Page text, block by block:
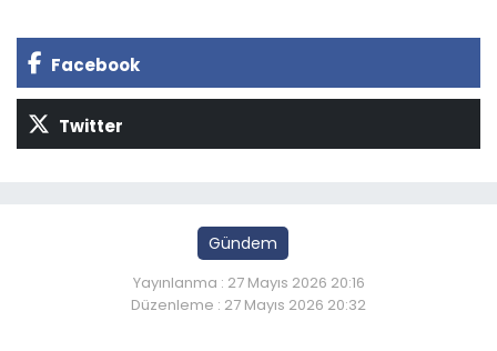
Facebook
Twitter
Gündem
Yayınlanma : 27 Mayıs 2026 20:16
Düzenleme : 27 Mayıs 2026 20:32